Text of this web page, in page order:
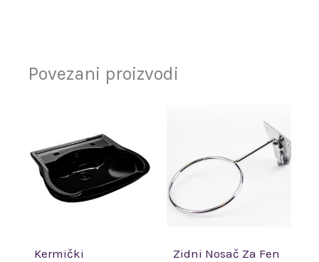
Povezani proizvodi
Kermički
Zidni Nosač Za Fen